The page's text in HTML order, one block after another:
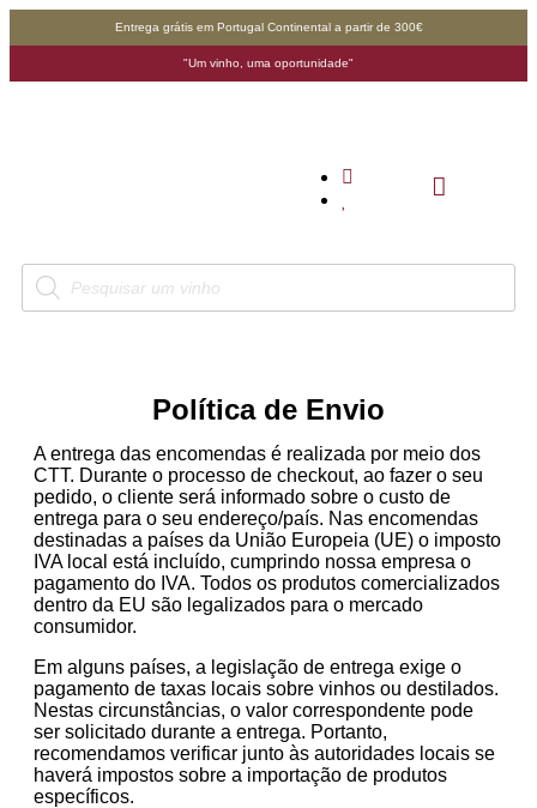
Entrega grátis em Portugal Continental a partir de 300€
"Um vinho, uma oportunidade"
Política de Envio
A entrega das encomendas é realizada por meio dos
CTT. Durante o processo de checkout, ao fazer o seu
pedido, o cliente será informado sobre o custo de
entrega para o seu endereço/país. Nas encomendas
destinadas a países da União Europeia (UE) o imposto
IVA local está incluído, cumprindo nossa empresa o
pagamento do IVA. Todos os produtos comercializados
dentro da EU são legalizados para o mercado
consumidor.
Em alguns países, a legislação de entrega exige o
pagamento de taxas locais sobre vinhos ou destilados.
Nestas circunstâncias, o valor correspondente pode
ser solicitado durante a entrega. Portanto,
recomendamos verificar junto às autoridades locais se
haverá impostos sobre a importação de produtos
específicos.